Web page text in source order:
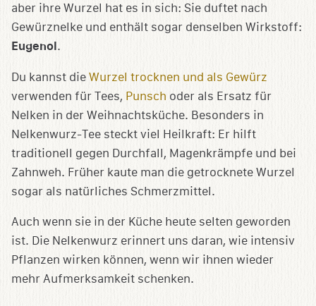
aber ihre Wurzel hat es in sich: Sie duftet nach
Gewürznelke und enthält sogar denselben Wirkstoff:
Eugenol.
Du kannst die Wurzel trocknen und als Gewürz
verwenden für Tees, Punsch oder als Ersatz für
Nelken in der Weihnachtsküche. Besonders in
Nelkenwurz-Tee steckt viel Heilkraft: Er hilft
traditionell gegen Durchfall, Magenkrämpfe und bei
Zahnweh. Früher kaute man die getrocknete Wurzel
sogar als natürliches Schmerzmittel.
Auch wenn sie in der Küche heute selten geworden
ist. Die Nelkenwurz erinnert uns daran, wie intensiv
Pflanzen wirken können, wenn wir ihnen wieder
mehr Aufmerksamkeit schenken.